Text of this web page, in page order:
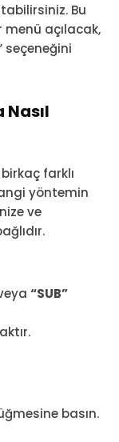
Bu
açılacak,
seçeneğini
Nasıl
farklı
yöntemin
ve
“SUB”
basın.